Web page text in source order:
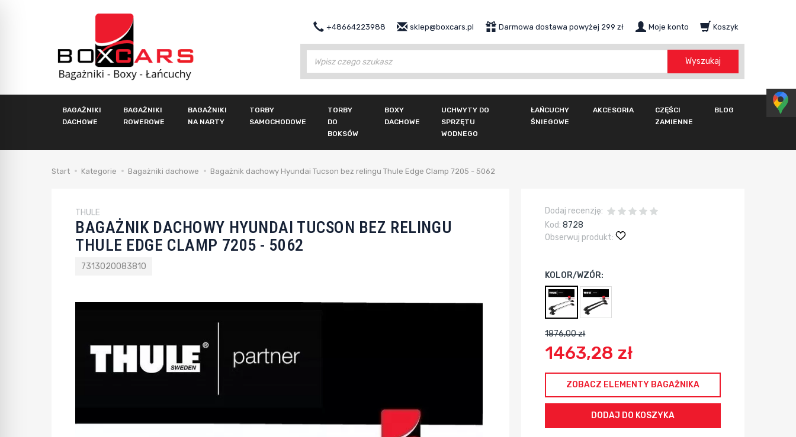
+48664223988 Darmowa dostawa powyżej 299 zł
sklep@boxcars.pl Moje konto Koszyk
Wyszukaj
BAGAŻNIKI
DACHOWE
BAGAŻNIKI
ROWEROWE
BAGAŻNIKI
NA NARTY
TORBY
SAMOCHODOWE
TORBY
DO
BOKSÓW
BOXY
DACHOWE
UCHWYTY DO
SPRZĘTU
WODNEGO
ŁAŃCUCHY
ŚNIEGOWE
AKCESORIA
CZĘŚCI
ZAMIENNE
BLOG
Start Kategorie Bagażniki dachowe Bagażnik dachowy Hyundai Tucson bez relingu Thule Edge Clamp 7205 - 5062
THULE
BAGAŻNIK DACHOWY HYUNDAI TUCSON BEZ RELINGU
THULE EDGE CLAMP 7205 - 5062
7313020083810
Dodaj recenzję:
Kod: 8728
Obserwuj produkt:
KOLOR/WZÓR:
1876,00 zł
1463,28 zł
ZOBACZ ELEMENTY BAGAŻNIKA